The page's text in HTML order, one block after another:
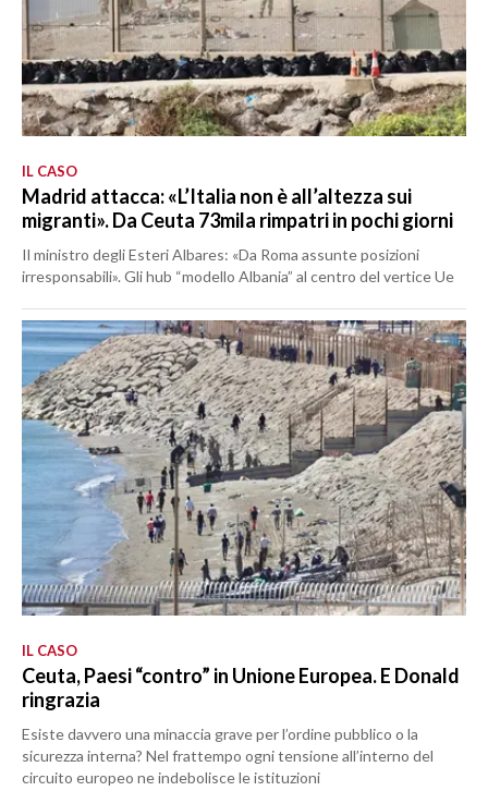
IL CASO
Madrid attacca: «L’Italia non è all’altezza sui
migranti». Da Ceuta 73mila rimpatri in pochi giorni
Il ministro degli Esteri Albares: «Da Roma assunte posizioni
irresponsabili». Gli hub “modello Albania” al centro del vertice Ue
IL CASO
Ceuta, Paesi “contro” in Unione Europea. E Donald
ringrazia
Esiste davvero una minaccia grave per l’ordine pubblico o la
sicurezza interna? Nel frattempo ogni tensione all’interno del
circuito europeo ne indebolisce le istituzioni